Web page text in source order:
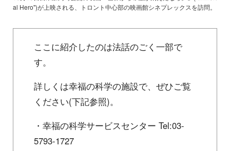
al Hero")が上映される、トロント中心部の映画館シネプレックスを訪問。
ここに紹介したのは法話のごく一部で
す。
詳しくは幸福の科学の施設で、ぜひご覧
ください(下記参照)。
・幸福の科学サービスセンター Tel:03-
5793-1727